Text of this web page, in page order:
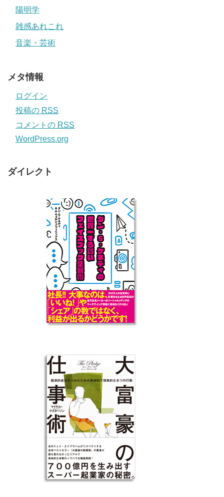
陽明学
雑感あれこれ
音楽・芸術
メタ情報
ログイン
投稿の RSS
コメントの RSS
WordPress.org
ダイレクト